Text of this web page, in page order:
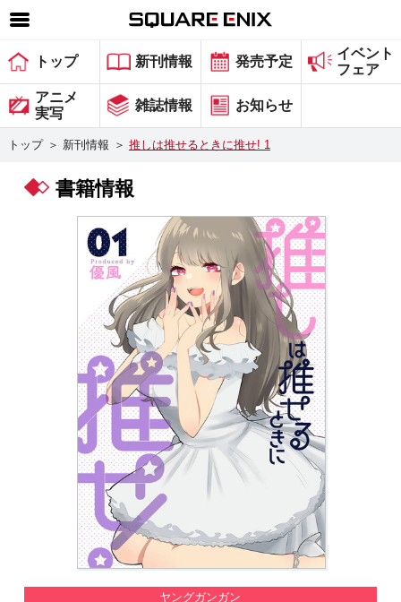
SQUARE ENIX 公式サイトメニュー
ゲーム
マガジン＆ブックス
グッズ
会社情報 採用情報
スクウェア・エニックス サイト内検索
トップ 新刊情報 発売予定
イベント
フェア
アニメ
実写
雑誌情報 お知らせ
トップ ＞ 新刊情報 ＞ 推しは推せるときに推せ! 1
書籍情報
ヤングガンガン